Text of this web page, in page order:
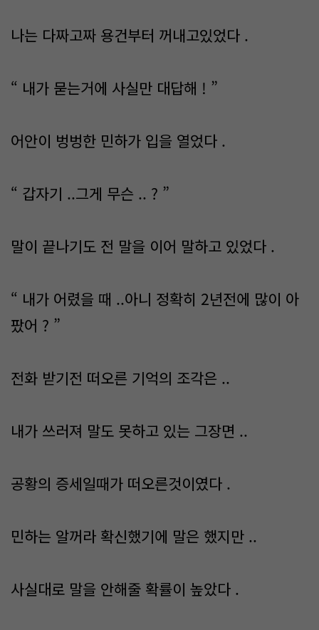
나는 다짜고짜 용건부터 꺼내고있었다 .
“ 내가 묻는거에 사실만 대답해 ! ”
어안이 벙벙한 민하가 입을 열었다 .
“ 갑자기 ..그게 무슨 .. ? ”
말이 끝나기도 전 말을 이어 말하고 있었다 .
“ 내가 어렸을 때 ..아니 정확히 2년전에 많이 아
팠어 ? ”
전화 받기전 떠오른 기억의 조각은 ..
내가 쓰러져 말도 못하고 있는 그장면 ..
공황의 증세일때가 떠오른것이였다 .
민하는 알꺼라 확신했기에 말은 했지만 ..
사실대로 말을 안해줄 확률이 높았다 .